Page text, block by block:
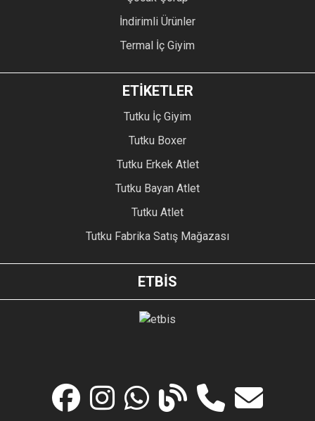
İndirimli Ürünler
Termal İç Giyim
ETİKETLER
Tutku İç Giyim
Tutku Boxer
Tutku Erkek Atlet
Tutku Bayan Atlet
Tutku Atlet
Tutku Fabrika Satış Mağazası
ETBİS